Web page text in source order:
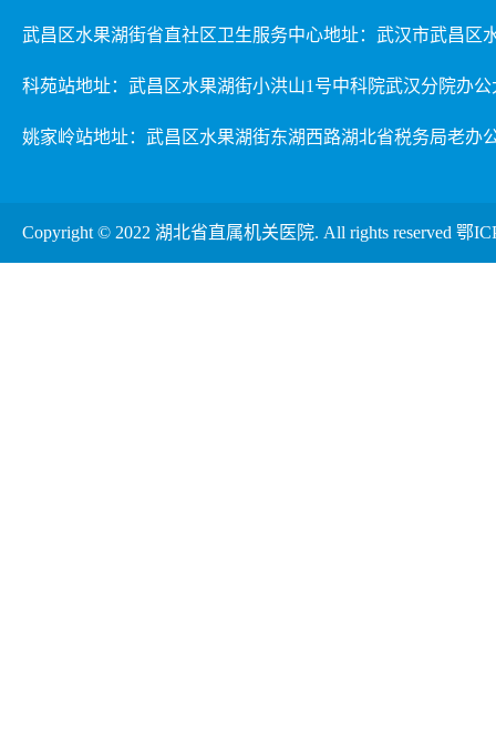
武昌区水果湖街省直社区卫生服务中心地址：武汉市武昌区
科苑站地址：武昌区水果湖街小洪山1号中科院武汉分院办
姚家岭站地址：武昌区水果湖街东湖西路湖北省税务局老办
Copyright © 2022 湖北省直属机关医院. All rights reserved 鄂